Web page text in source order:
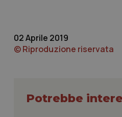
02 Aprile 2019
© Riproduzione riservata
Potrebbe